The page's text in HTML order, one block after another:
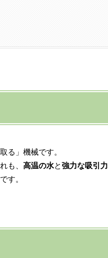
る」機械です。
も、 高温の水と強力な吸引力
す。